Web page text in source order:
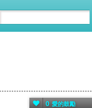
0 愛的鼓勵